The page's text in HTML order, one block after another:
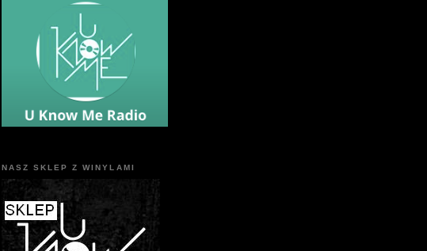
NASZ SKLEP Z WINYLAMI